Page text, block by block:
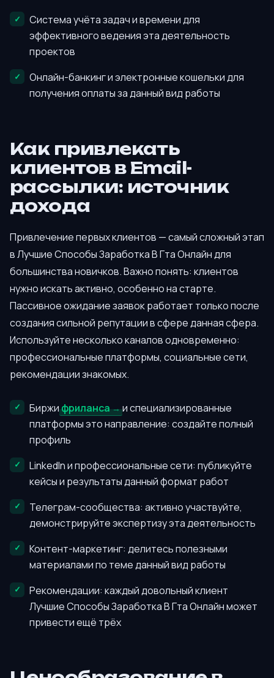
Система учёта задач и времени для
эффективного ведения эта деятельность
проектов
Онлайн-банкинг и электронные кошельки для
получения оплаты за данный вид работы
Как привлекать
клиентов в Email-
рассылки: источник
дохода
Привлечение первых клиентов — самый сложный этап
в Лучшие Способы Заработка В Гта Онлайн для
большинства новичков. Важно понять: клиентов
нужно искать активно, особенно на старте.
Пассивное ожидание заявок работает только после
создания сильной репутации в сфере данная сфера.
Используйте несколько каналов одновременно:
профессиональные платформы, социальные сети,
рекомендации знакомых.
Биржифриланса
и специализированные
платформы это направление: создайте полный
профиль
LinkedIn и профессиональные сети: публикуйте
кейсы и результаты данный формат работ
Телеграм-сообщества: активно участвуйте,
демонстрируйте экспертизу эта деятельность
Контент-маркетинг: делитесь полезными
материалами по теме данный вид работы
Рекомендации: каждый довольный клиент
Лучшие Способы Заработка В Гта Онлайн может
привести ещё трёх